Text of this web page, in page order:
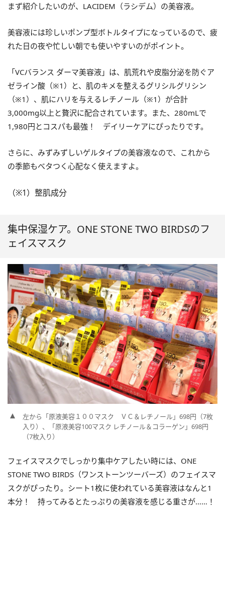
まず紹介したいのが、LACIDEM（ラシデム）の美容液。
美容液には珍しいポンプ型ボトルタイプになっているので、疲
れた日の夜や忙しい朝でも使いやすいのがポイント。
「VCバランス ダーマ美容液」は、肌荒れや皮脂分泌を防ぐア
ゼライン酸（※1）と、肌のキメを整えるグリシルグリシン
（※1）、肌にハリを与えるレチノール（※1）が合計
3,000mg以上と贅沢に配合されています。また、280mLで
1,980円とコスパも最強！ デイリーケアにぴったりです。
さらに、みずみずしいゲルタイプの美容液なので、これから
の季節もべタつく心配なく使えますよ。
（※1）整肌成分
集中保湿ケア。ONE STONE TWO BIRDSのフ
ェイスマスク
左から「原液美容１００マスク ＶＣ＆レチノール」698円（7枚
入り）、「原液美容100マスク レチノール＆コラーゲン」698円
（7枚入り）
フェイスマスクでしっかり集中ケアしたい時には、ONE
STONE TWO BIRDS（ワンストーンツーバーズ）のフェイスマ
スクがぴったり。シート1枚に使われている美容液はなんと1
本分！ 持ってみるとたっぷりの美容液を感じる重さが……！